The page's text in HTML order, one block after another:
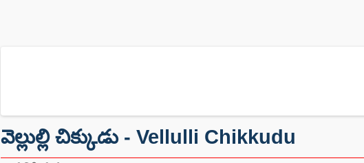
వెల్లుల్లి చిక్కుడు - Vellulli Chikkudu